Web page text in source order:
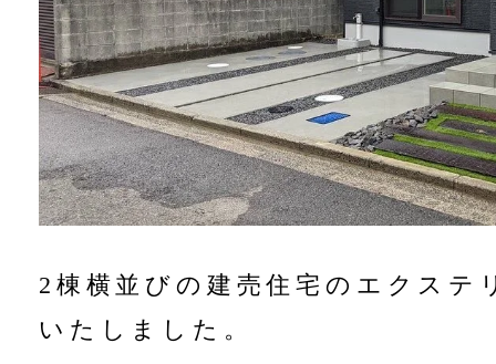
2棟横並びの建売住宅のエクステ
いたしました。